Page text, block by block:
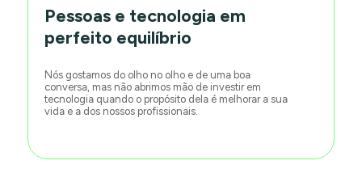
Pessoas e tecnologia em
perfeito equilíbrio
Nós gostamos do olho no olho e de uma boa
conversa, mas não abrimos mão de investir em
tecnologia quando o propósito dela é melhorar a sua
vida e a dos nossos profissionais.